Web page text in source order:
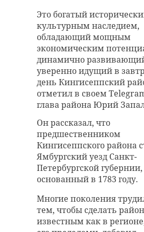
Это богатый
культурным наследием,
обладающий мощным
экономическим
динамично
уверенно идущий в
день Кингисеппский
отметил в своем
глава района Юрий
Он рассказал, что
предшественником
Кингисеппского района
Ямбургский уезд Санкт-
Петербургской губернии,
основанный в 1783 году.
Многие поколения
тем, чтобы сделать район
известным как в